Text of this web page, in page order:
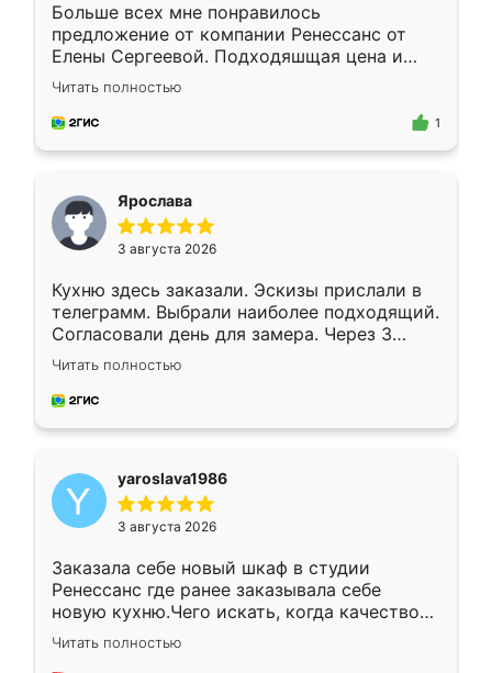
Больше всех мне понравилось
предложение от компании Ренессанс от
Елены Сергеевой. Подходяшщая цена и
короткие сроки изготовления. Приехавший
для замера сотрудник Владислав
предложил по моему эскизу самый
Читать полностью
1
Ярослава
3 августа 2026
Кухню здесь заказали. Эскизы прислали в
телеграмм. Выбрали наиболее подходящий.
Согласовали день для замера. Через 3
недели кухня была уже готова. Остались
довольны работой. Спасибо Ренессанс
мебель за качественную работу!
Читать полностью
yaroslava1986
3 августа 2026
Заказала себе новый шкаф в студии
Ренессанс где ранее заказывала себе
новую кухню.Чего искать, когда качеством
вполне довольна. Служит кухня уже почти
два года, нареканий нет.
Читать полностью